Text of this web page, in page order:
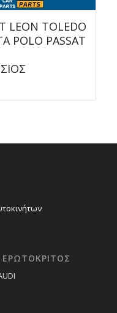
LEON TOLEDO
POLO PASSAT
ΕΡΩΤΟΚΡΙΤΟΣ